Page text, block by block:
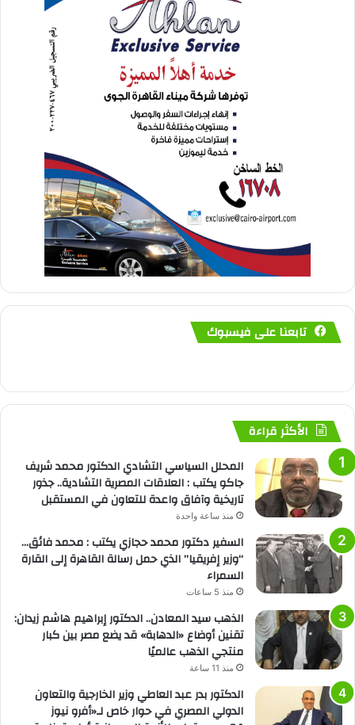
تابعنا على فيسبوك
الأكثر قراءة
المحلل السياسي التشادي الدكتور محمد شريف
جاكو يكتب : العلاقات المصرية التشادية.. جذور
تاريخية وآفاق واعدة للتعاون في المستقبل
منذ ساعة واحدة
السفير دكتور محمد حجازي يكتب : محمد فائق…
“وزير إفريقيا” الذي حمل رسالة القاهرة إلى القارة
السمراء
منذ 5 ساعات
الذهب سيد المعادن.. الدكتور إبراهيم هاشم زيدان:
تقنين أوضاع «الدهابة» قد يضع مصر بين كبار
منتجي الذهب عالميًا
منذ 11 ساعة
الدكتور بدر عبد العاطي وزير الخارجية والتعاون
الدولي المصري في حوار خاص لـ«أفرو نيوز